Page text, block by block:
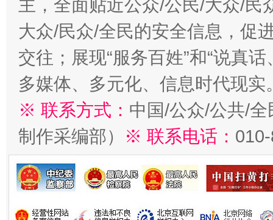
主，全面贴近公众/公民/大众/民
大众/民众/全民的安全信息，促
交往；展现“服务百姓”和“说真
多媒体、多元化、信息时代现实
※ 联系方式： 中国/公众/公共/
制作采编部）
※ 联系电话：